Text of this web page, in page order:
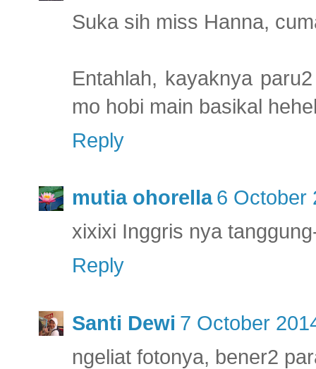
Suka sih miss Hanna,
Entahlah, kayaknya
mo hobi main basikal
Reply
mutia ohorella 6 October
xixixi Inggris nya
Reply
Santi Dewi 7 October
ngeliat fotonya, bener2